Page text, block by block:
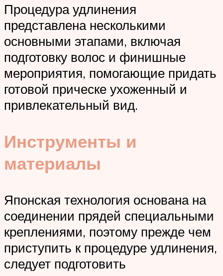
Процедура удлинения
представлена несколькими
основными этапами, включая
подготовку волос и финишные
мероприятия, помогающие придать
готовой прическе ухоженный и
привлекательный вид.
Инструменты и
материалы
Японская технология основана на
соединении прядей специальными
креплениями, поэтому прежде чем
приступить к процедуре удлинения,
следует подготовить